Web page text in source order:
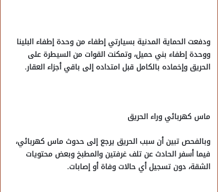
ودفعت الحماية المدنية بسيارتي إطفاء من وحدة إطفاء البلينا
ووحدة إطفاء بني حميل، وتمكنت القوات من السيطرة على
الحريق وإخماده بالكامل قبل امتداده إلى باقي أجزاء العقار.
ماس كهربائي وراء الحريق
وبالفحص تبين أن سبب الحريق يرجع إلى حدوث ماس كهربائي،
فيما أسفر الحادث عن تلف غرفتين والمطبخ وبعض محتويات
الشقة، دون تسجيل أي حالات وفاة أو إصابات.